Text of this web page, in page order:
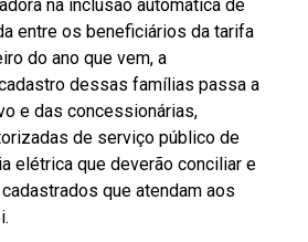
na inclusão automática de
entre os beneficiários da tarifa
do ano que vem, a
dessas famílias passa a
e das concessionárias,
de serviço público de
elétrica que deverão conciliar e
que atendam aos